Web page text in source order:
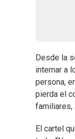
Desde la
internar a
persona,
pierda el
familiares,
El cartel